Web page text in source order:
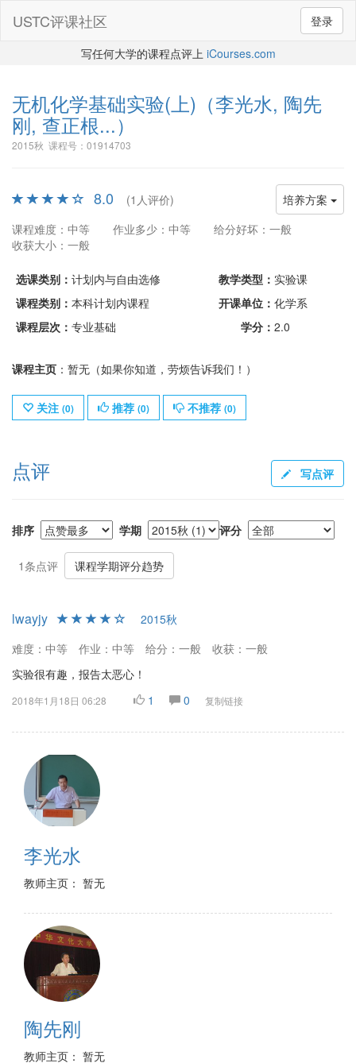
登录
USTC评课社区
写任何大学的课程点评上 iCourses.com
无机化学基础实验(上) （李光水, 陶先
刚, 查正根...）
2015秋 课程号：01914703
培养方案
8.0
(1人评价)
课程难度：中等
作业多少：中等
给分好坏：一般
收获大小：一般
选课类别： 计划内与自由选修 教学类型： 实验课
课程类别： 本科计划内课程 开课单位： 化学系
课程层次： 专业基础 学分： 2.0
课程主页 ：暂无（如果你知道，劳烦告诉我们！）
关注 (0) 推荐 (0) 不推荐 (0)
点评 写点评
排序 学期 评分
1条点评 课程学期评分趋势
lwayjy
2015秋
难度：中等
作业：中等 给分：一般
收获：一般
实验很有趣，报告太恶心！
2018年1月18日 06:28 1 0 复制链接
李光水
教师主页： 暂无
陶先刚
教师主页： 暂无